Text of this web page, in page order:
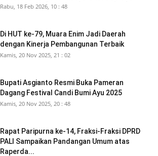
Rabu, 18 Feb 2026, 10 : 48
Di HUT ke-79, Muara Enim Jadi Daerah
dengan Kinerja Pembangunan Terbaik
Kamis, 20 Nov 2025, 21 : 02
Bupati Asgianto Resmi Buka Pameran
Dagang Festival Candi Bumi Ayu 2025
Kamis, 20 Nov 2025, 20 : 48
Rapat Paripurna ke-14, Fraksi-Fraksi DPRD
PALI Sampaikan Pandangan Umum atas
Raperda...